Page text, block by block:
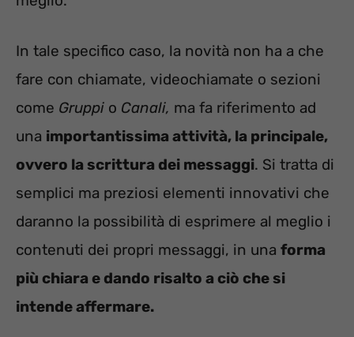
In tale specifico caso, la novità non ha a che
fare con chiamate, videochiamate o sezioni
come Gruppi o Canali, ma fa riferimento ad
una importantissima attività, la principale,
ovvero la scrittura dei messaggi. Si tratta di
semplici ma preziosi elementi innovativi che
daranno la possibilità di esprimere al meglio i
contenuti dei propri messaggi, in una forma
più chiara e dando risalto a ciò che si
intende affermare.